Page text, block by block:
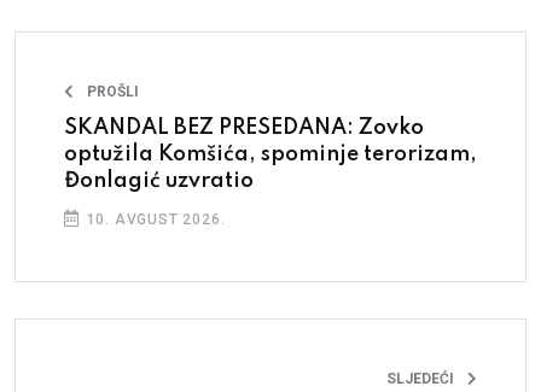
PROŠLI
SKANDAL BEZ PRESEDANA: Zovko
optužila Komšića, spominje terorizam,
Đonlagić uzvratio
10. AVGUST 2026.
SLJEDEĆI